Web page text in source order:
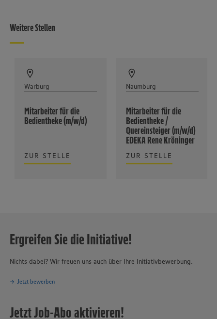
Weitere Stellen
Warburg
Mitarbeiter für die
Bedientheke (m/w/d)
ZUR STELLE
Naumburg
Mitarbeiter für die
Bedientheke /
Quereinsteiger (m/w/d)
EDEKA Rene Kröninger
ZUR STELLE
Ergreifen Sie die Initiative!
Nichts dabei? Wir freuen uns auch über Ihre Initiativbewerbung.
Jetzt bewerben
Jetzt Job-Abo aktivieren!